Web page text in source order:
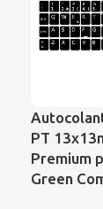
PT
Premium
Green